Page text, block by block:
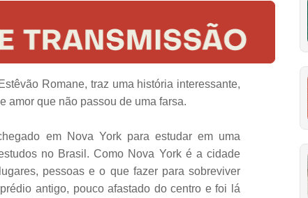
Romane, traz uma história interessante,
amor que não passou de uma farsa.
em Nova York para estudar em uma
no Brasil. Como Nova York é a cidade
pessoas e o que fazer para sobreviver
antigo, pouco afastado do centro e foi lá